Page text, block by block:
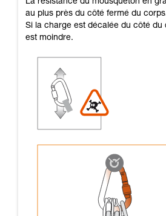
La résistance du mousqueton en
au plus près du côté fermé du
Si la charge est décalée du côté du
est moindre.